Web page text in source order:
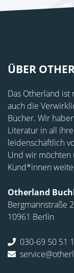
ÜBER
Das Otherland
auch die
Bücher. Wir
Literatur in all
leidenschaftlich
Und wir möchten
Kund*innen
Otherland
Bergmannstraße
10961 Berlin
030-69 50 51